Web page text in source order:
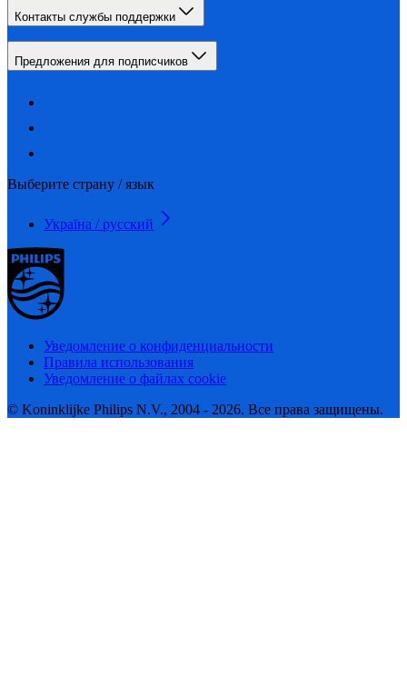
Контакты службы поддержки
Предложения для подписчиков
Выберите страну / язык
Україна / русский
Уведомление о конфиденциальности
Правила использования
Уведомление о файлах cookie
© Koninklijke Philips N.V., 2004 - 2026. Все права защищены.